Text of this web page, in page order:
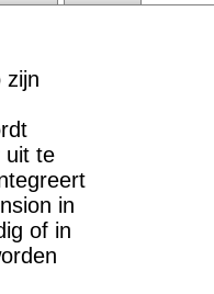
zijn
uit te
in
of in